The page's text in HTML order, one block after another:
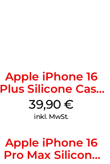
Apple iPhone 16
Plus Silicone Case
MagSafe Plum
39,90€
inkl. MwSt.
Apple iPhone 16
Pro Max Silicone